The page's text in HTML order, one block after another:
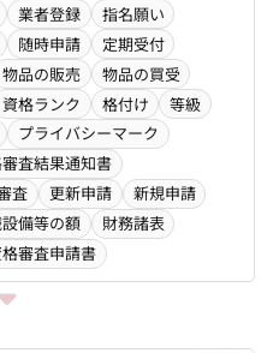
業者登録
指名願い
随時申請
定期受付
物品の販売
物品の買受
資格ランク 格付け
等級
プライバシーマーク
査結果通知書
査 更新申請
新規申請
備等の額
財務諸表
審査申請書